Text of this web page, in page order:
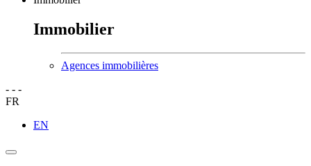
Immobilier
Agences immobilières
- - -
FR
EN